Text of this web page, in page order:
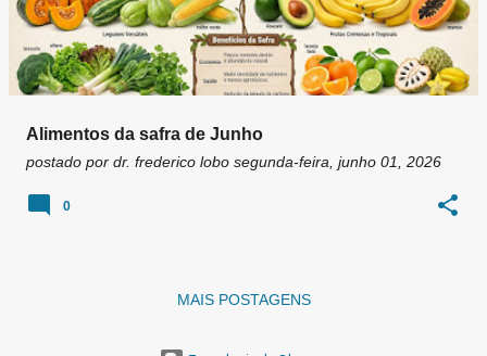
Alimentos da safra de Junho
postado por dr. frederico lobo segunda-feira, junho 01, 2026
0
MAIS POSTAGENS